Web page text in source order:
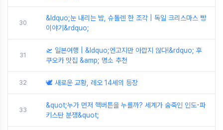
30
&ldquo;눈 내리는 밤, 슈톨렌 한 조각 | 독일 크리스마스 빵
이야기&rdquo;
31
🛫 일본여행 | &ldquo;엔고지만 아깝지 않다!&rdquo; 후
쿠오카 맛집 &amp; 명소 추천
32 🕊️ 새로운 교황, 레오 14세의 등장
33
&quot;누가 먼저 핵버튼을 누를까? 세계가 숨죽인 인도-파
키스탄 분쟁&quot;